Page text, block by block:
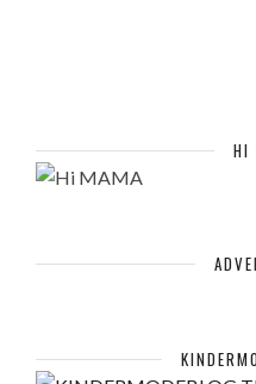
HI